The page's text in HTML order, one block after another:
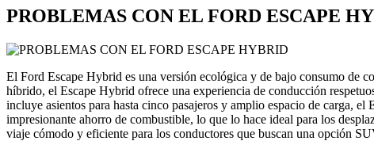
PROBLEMAS CON EL FORD ESCAPE
El Ford Escape Hybrid es una versión ecológica y de bajo consumo de
híbrido, el Escape Hybrid ofrece una experiencia de conducción
incluye asientos para hasta cinco pasajeros y amplio espacio de carga,
impresionante ahorro de combustible, lo que lo hace ideal para los
viaje cómodo y eficiente para los conductores que buscan una opción